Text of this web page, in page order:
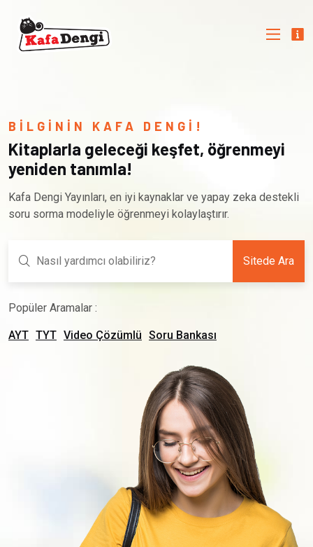
BİLGİNİN KAFA DENGİ!
Kitaplarla geleceği keşfet, öğrenmeyi
yeniden tanımla!
Kafa Dengi Yayınları, en iyi kaynaklar ve yapay zeka destekli
soru sorma modeliyle öğrenmeyi kolaylaştırır.
Sitede Ara
Popüler Aramalar :
AYT TYT Video Çözümlü Soru Bankası